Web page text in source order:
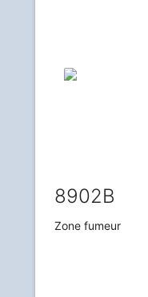
8902B
Zone fumeur